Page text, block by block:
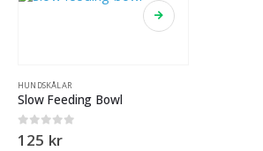
HUNDSKÅLAR
Slow Feeding Bowl
0 out of 5
125 kr